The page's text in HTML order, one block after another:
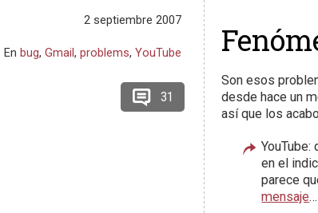
Son esos
desde hace un
así que los
en el
parece
mensaje…
2 septiembre 2007
Enbug,Gmail,problems,YouTube
31